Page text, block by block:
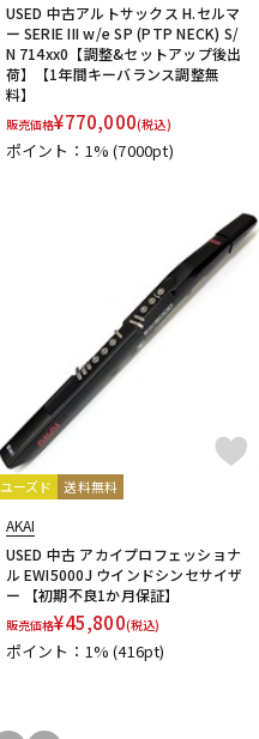
USED 中古アルトサックス H.セルマ
ー SERIE III w/e SP (PTP NECK) S/
N 714xx0【調整&セットアップ後出
荷】【1年間キーバランス調整無
料】
販売価格¥770,000(税込)
ポイント：1%(7000pt)
ユーズド 送料無料
AKAI
USED 中古 アカイプロフェッショナ
ル EWI5000J ウインドシンセサイザ
ー 【初期不良1か月保証】
販売価格¥45,800(税込)
ポイント：1%(416pt)